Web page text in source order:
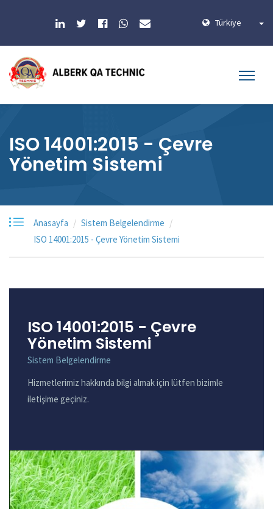
Türkiye
ISO 14001:2015 - Çevre
Yönetim Sistemi
Anasayfa
Sistem Belgelendirme
ISO 14001:2015 - Çevre Yönetim Sistemi
ISO 14001:2015 - Çevre
Yönetim Sistemi
Sistem Belgelendirme
Hizmetlerimiz hakkında bilgi almak için lütfen bizimle
iletişime geçiniz.